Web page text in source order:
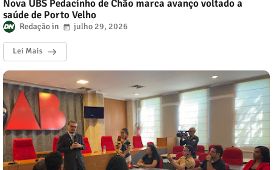
Nova UBS Pedacinho de Chão marca avanço voltado a
saúde de Porto Velho
Redação julho 29, 2026
Lei Mais